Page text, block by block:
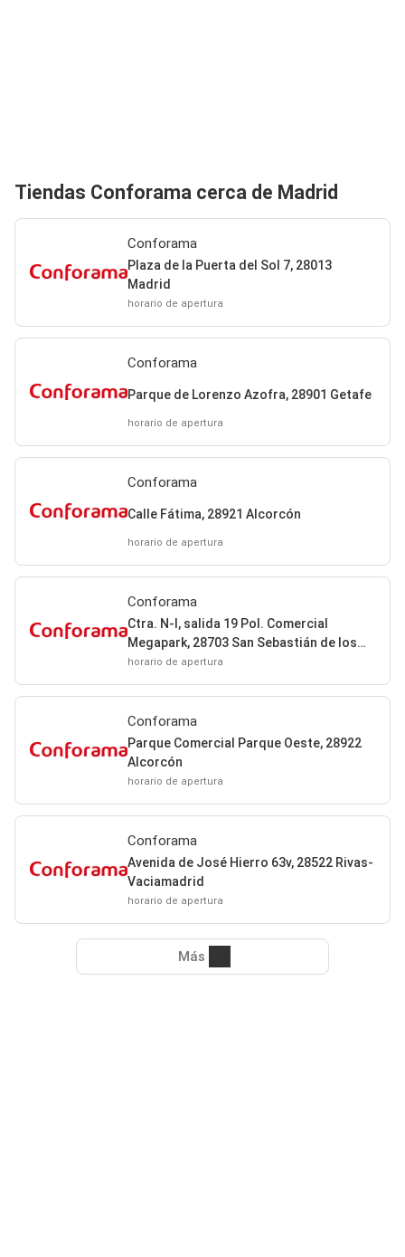
Tiendas Conforama cerca de Madrid
Conforama
Plaza de la Puerta del Sol 7, 28013
Madrid
horario de apertura
Conforama
Parque de Lorenzo Azofra, 28901 Getafe
horario de apertura
Conforama
Calle Fátima, 28921 Alcorcón
horario de apertura
Conforama
Ctra. N-I, salida 19 Pol. Comercial
Megapark, 28703 San Sebastián de los
Reyes
horario de apertura
Conforama
Parque Comercial Parque Oeste, 28922
Alcorcón
horario de apertura
Conforama
Avenida de José Hierro 63v, 28522 Rivas-
Vaciamadrid
horario de apertura
Más